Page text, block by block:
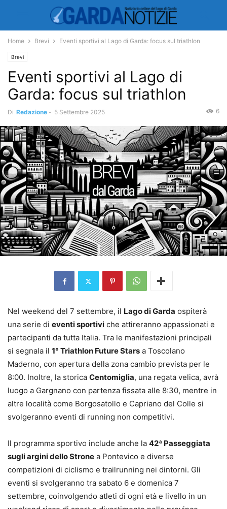
Home Brevi Eventi sportivi al Lago di Garda: focus sul triathlon
Brevi
Eventi sportivi al Lago di
Garda: focus sul triathlon
Di Redazione - 5 Settembre 2025 6
Nel weekend del 7 settembre, il Lago di Garda ospiterà
una serie di eventi sportivi che attireranno appassionati e
partecipanti da tutta Italia. Tra le manifestazioni principali
si segnala il 1° Triathlon Future Stars a Toscolano
Maderno, con apertura della zona cambio prevista per le
8:00. Inoltre, la storica Centomiglia, una regata velica, avrà
luogo a Gargnano con partenza fissata alle 8:30, mentre in
altre località come Borgosatollo e Capriano del Colle si
svolgeranno eventi di running non competitivi.
Il programma sportivo include anche la 42ª Passeggiata
sugli argini dello Strone a Pontevico e diverse
competizioni di ciclismo e trailrunning nei dintorni. Gli
eventi si svolgeranno tra sabato 6 e domenica 7
settembre, coinvolgendo atleti di ogni età e livello in un